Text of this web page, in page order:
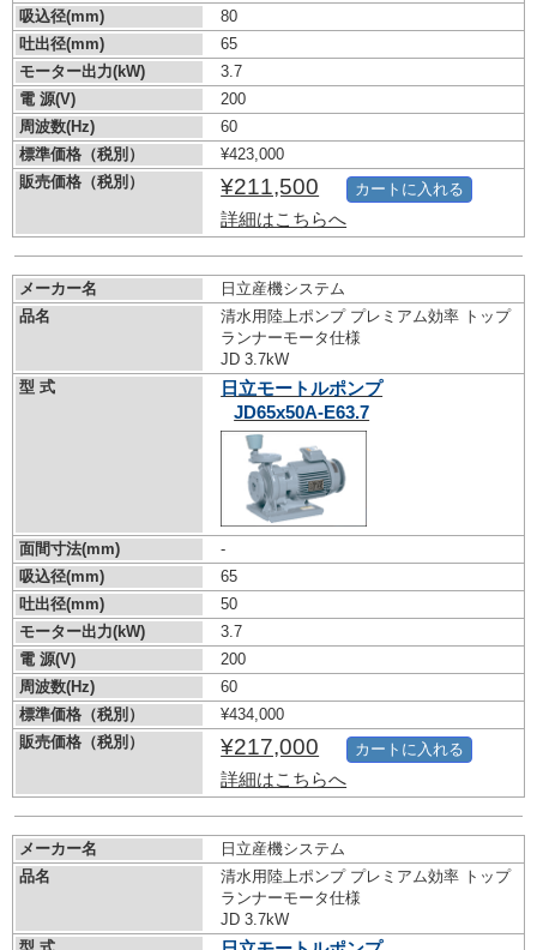
吸込径(mm)
80
吐出径(mm)
65
モーター出力(kW)
3.7
電 源(V)
200
周波数(Hz)
60
標準価格（税別）
¥423,000
販売価格（税別）
¥211,500
詳細はこちらへ
カートに入れる
メーカー名
日立産機システム
品名
清水用陸上ポンプ プレミアム効率 トップ
ランナーモータ仕様
JD 3.7kW
型 式
日立モートルポンプ
JD65x50A-E63.7
面間寸法(mm)
-
吸込径(mm)
65
吐出径(mm)
50
モーター出力(kW)
3.7
電 源(V)
200
周波数(Hz)
60
標準価格（税別）
¥434,000
販売価格（税別）
¥217,000
詳細はこちらへ
カートに入れる
メーカー名
日立産機システム
品名
清水用陸上ポンプ プレミアム効率 トップ
ランナーモータ仕様
JD 3.7kW